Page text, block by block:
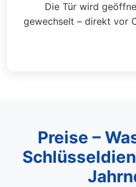
Die Tür wird
gewechselt – direkt vor
Preise –